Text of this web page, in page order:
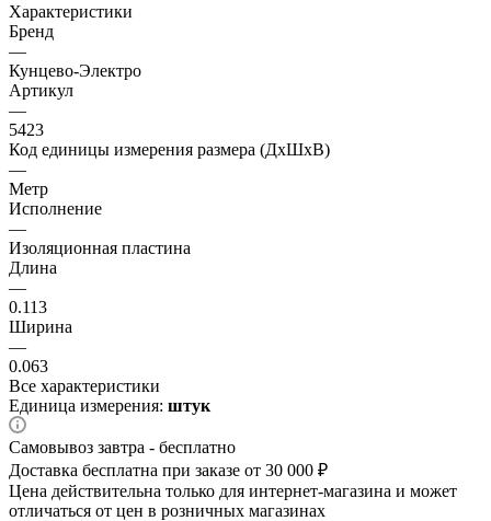
Характеристики
Бренд
—
Кунцево-Электро
Артикул
—
5423
Код единицы измерения размера (ДхШхВ)
—
Метр
Исполнение
—
Изоляционная пластина
Длина
—
0.113
Ширина
—
0.063
Все характеристики
Единица измерения: штук
Самовывоз завтра - бесплатно
Доставка бесплатна при заказе от 30 000 ₽
Цена действительна только для интернет-магазина и может
отличаться от цен в розничных магазинах